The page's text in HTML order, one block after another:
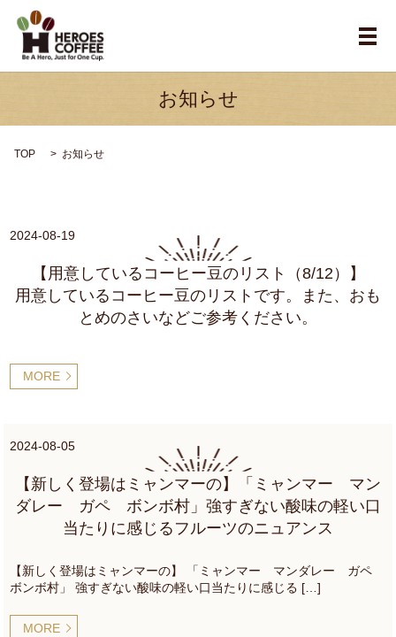
メ
お知らせ
TOP お知らせ
2024-08-19
【用意しているコーヒー豆のリスト（8/12）】
用意しているコーヒー豆のリストです。また、おも
とめのさいなどご参考ください。
MORE
2024-08-05
【新しく登場はミャンマーの】「ミャンマー マン
ダレー ガペ ボンボ村」強すぎない酸味の軽い口
当たりに感じるフルーツのニュアンス
【新しく登場はミャンマーの】 「ミャンマー マンダレー ガペ
ボンボ村」 強すぎない酸味の軽い口当たりに感じる […]
MORE